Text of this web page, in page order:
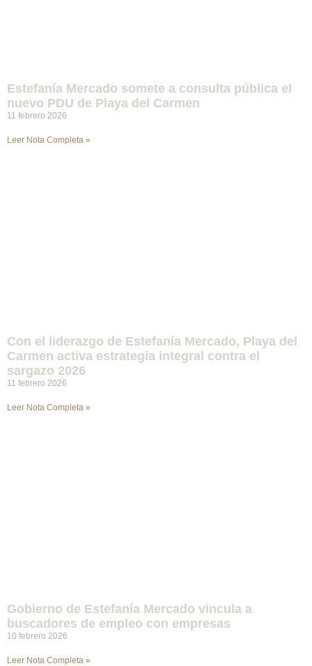
Estefanía Mercado somete a consulta pública el
nuevo PDU de Playa del Carmen
11 febrero 2026
Leer Nota Completa »
Con el liderazgo de Estefanía Mercado, Playa del
Carmen activa estrategia integral contra el
sargazo 2026
11 febrero 2026
Leer Nota Completa »
Gobierno de Estefanía Mercado vincula a
buscadores de empleo con empresas
10 febrero 2026
Leer Nota Completa »